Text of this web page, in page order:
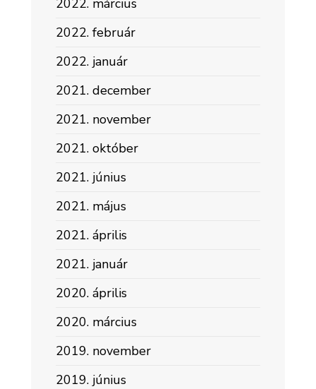
2022. március
2022. február
2022. január
2021. december
2021. november
2021. október
2021. június
2021. május
2021. április
2021. január
2020. április
2020. március
2019. november
2019. június